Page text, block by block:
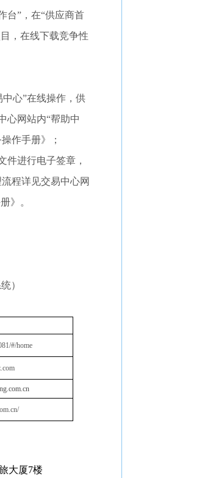
台”，在“供应商首
，在线下载竞争性
心”在线操作，供
心网站内“帮助中
作手册》；
件进行电子签章，
程详见交易中心网
》。
）
#/home
大厦7楼